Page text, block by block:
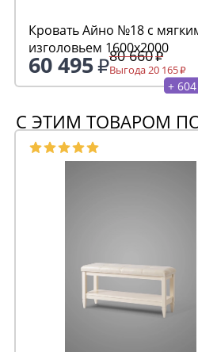
Кровать Айно №18 с
изголовьем 1600х2000
60 495 80 660
Выгода 20 165
+
С ЭТИМ ТОВАРОМ